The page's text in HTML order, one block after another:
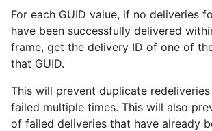
For each GUID value, if no deliveries
have been successfully delivered
frame, get the delivery ID of one of
that GUID.
This will prevent duplicate
failed multiple times. This will also
of failed deliveries that have already